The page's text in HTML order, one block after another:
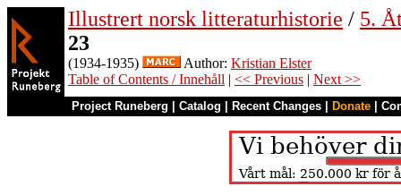
Illustrert norsk litteraturhistorie / 5.
23
(1934-1935) Author: Kristian Elster
Table of Contents / Innehåll | << Previous | Next >>
Project Runeberg Catalog Recent Changes Donate